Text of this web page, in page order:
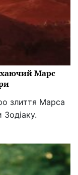
Марс
злиття Марса